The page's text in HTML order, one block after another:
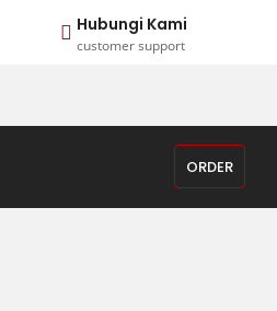
Hubungi Kami
customer support
ORDER